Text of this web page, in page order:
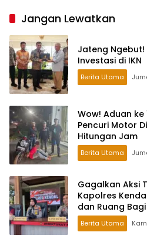
Jangan Lewatkan
Jateng Ngebut!
Investasi di IKN
Berita Utama
Wow! Aduan ke
Pencuri Motor
Hitungan Jam
Berita Utama
Gagalkan Aksi
Kapolres
dan Ruang
Jalanan
Berita Utama